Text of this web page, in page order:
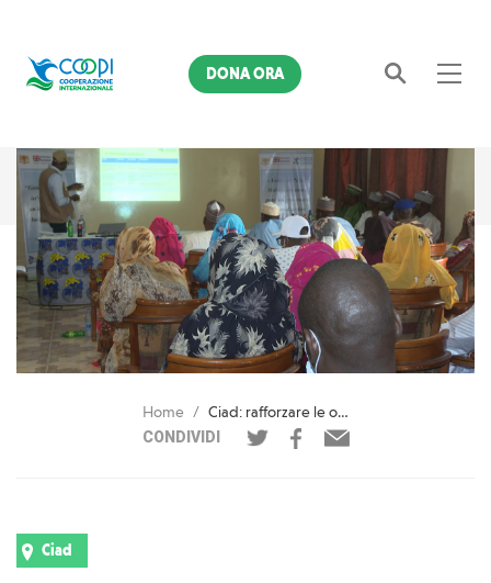
DONA ORA
Home
Ciad: rafforzare le organizzazioni femminili locali per costruire la pace
CONDIVIDI
Ciad